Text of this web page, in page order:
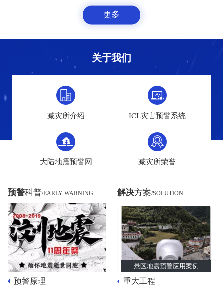
更多
关于我们
减灾所介绍 ICL灾害预警系统
大陆地震预警网 减灾所荣誉
预警科普/EARLY WARNING
预警原理
解决方案/SOLUTION
景区地震预警应用案例
重大工程